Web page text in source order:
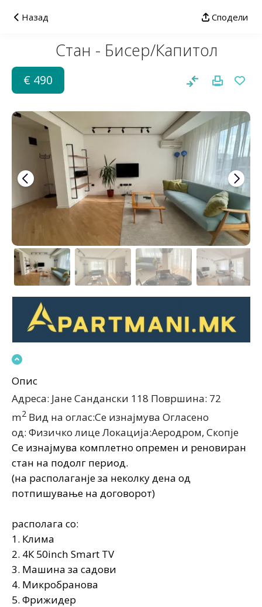
Назад Сподели
Стан - Бисер/Капитол
€ 490
Опис
Адреса: Јане Сандански 118 Површина: 72
m2 Вид на оглас:Се изнајмува Огласено
од: Физичко лицеЛокација:Аеродром, Скопjе
Се изнајмува комплетно опремен и реновиран
стан на подолг период.
(на располаганје за неколку дена од
потпишување на договорот)
располага со:
1. Клима
2. 4К 50inch Smart ТV
3. Машина за садови
4. Микробранова
5. Фрижидер